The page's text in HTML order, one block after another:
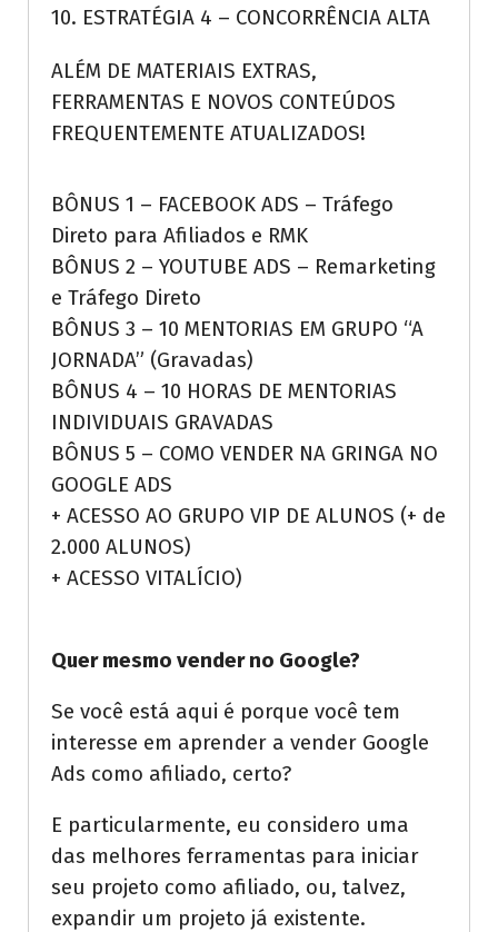
10. ESTRATÉGIA 4 – CONCORRÊNCIA ALTA
ALÉM DE MATERIAIS EXTRAS,
FERRAMENTAS E NOVOS CONTEÚDOS
FREQUENTEMENTE ATUALIZADOS!
BÔNUS 1 – FACEBOOK ADS – Tráfego
Direto para Afiliados e RMK
BÔNUS 2 – YOUTUBE ADS – Remarketing
e Tráfego Direto
BÔNUS 3 – 10 MENTORIAS EM GRUPO “A
JORNADA” (Gravadas)
BÔNUS 4 – 10 HORAS DE MENTORIAS
INDIVIDUAIS GRAVADAS
BÔNUS 5 – COMO VENDER NA GRINGA NO
GOOGLE ADS
+ ACESSO AO GRUPO VIP DE ALUNOS (+ de
2.000 ALUNOS)
+ ACESSO VITALÍCIO)
Quer mesmo vender no Google?
Se você está aqui é porque você tem
interesse em aprender a vender Google
Ads como afiliado, certo?
E particularmente, eu considero uma
das melhores ferramentas para iniciar
seu projeto como afiliado, ou, talvez,
expandir um projeto já existente.